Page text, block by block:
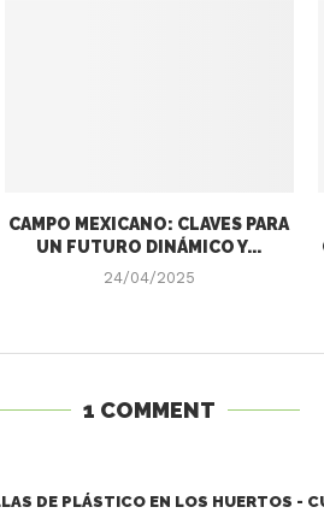
CAMPO MEXICANO: CLAVES PARA
UN FUTURO DINÁMICO Y...
24/04/2025
1 COMMENT
DE PLÁSTICO EN LOS HUERTOS -